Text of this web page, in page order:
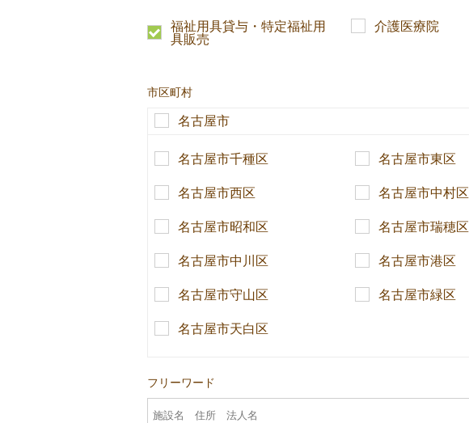
福祉用具貸与・特定福祉用
具販売
介護医療院
市区町村
名古屋市
名古屋市千種区 名古屋市東区
名古屋市西区 名古屋市中村区
名古屋市昭和区 名古屋市瑞穂区
名古屋市中川区 名古屋市港区
名古屋市守山区 名古屋市緑区
名古屋市天白区
フリーワード